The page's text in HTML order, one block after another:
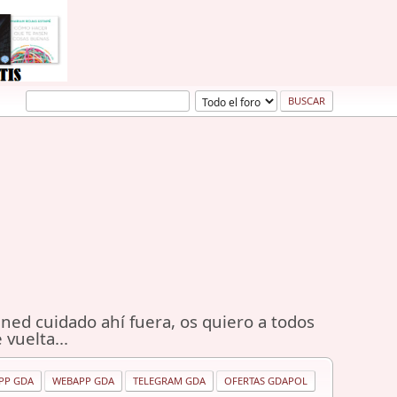
cuidado ahí fuera, os quiero a todos
vuelta...
GDA WEBAPP GDA TELEGRAM GDA OFERTAS GDAPOL